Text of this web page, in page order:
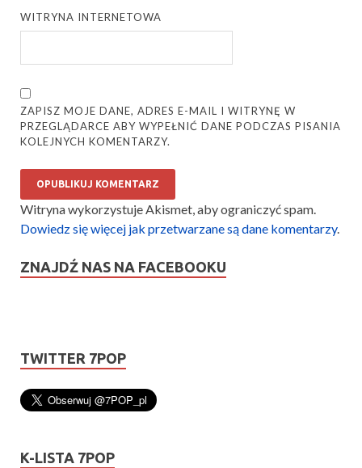
WITRYNA INTERNETOWA
ZAPISZ MOJE DANE, ADRES E-MAIL I WITRYNĘ W
PRZEGLĄDARCE ABY WYPEŁNIĆ DANE PODCZAS PISANIA
KOLEJNYCH KOMENTARZY.
Witryna wykorzystuje Akismet, aby ograniczyć spam.
Dowiedz się więcej jak przetwarzane są dane komentarzy.
ZNAJDŹ NAS NA FACEBOOKU
TWITTER 7POP
K-LISTA 7POP